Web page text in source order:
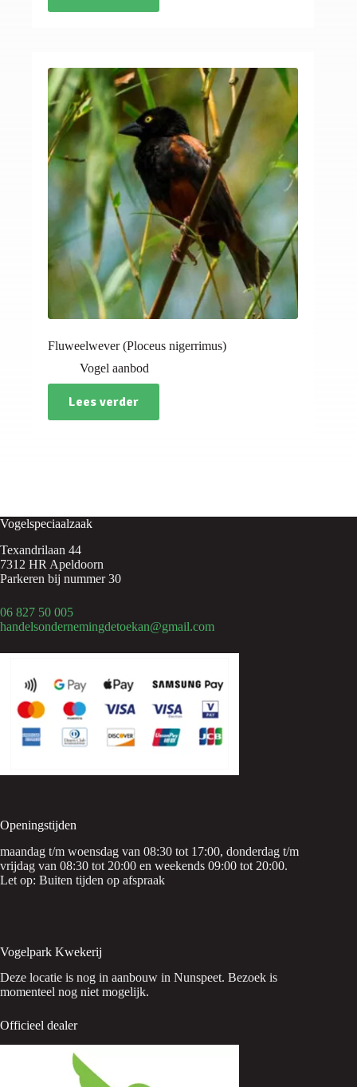
Fluweelwever (Ploceus nigerrimus)
Vogel aanbod
Lees verder
Vogelspeciaalzaak
Texandrilaan 44
7312 HR Apeldoorn
Parkeren bij nummer 30
06 827 50 005
handelsondernemingdetoekan@gmail.com
Openingstijden
maandag t/m woensdag van 08:30 tot 17:00, donderdag t/m
vrijdag van 08:30 tot 20:00 en weekends 09:00 tot 20:00.
Let op: Buiten tijden op afspraak
Vogelpark Kwekerij
Deze locatie is nog in aanbouw in Nunspeet. Bezoek is
momenteel nog niet mogelijk.
Officieel dealer